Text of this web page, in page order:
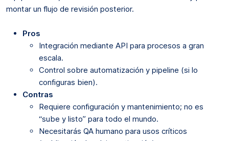
montar un flujo de revisión posterior.
Pros
Integración mediante API para procesos a gran
escala.
Control sobre automatización y pipeline (si lo
configuras bien).
Contras
Requiere configuración y mantenimiento; no es
“sube y listo” para todo el mundo.
Necesitarás QA humano para usos críticos